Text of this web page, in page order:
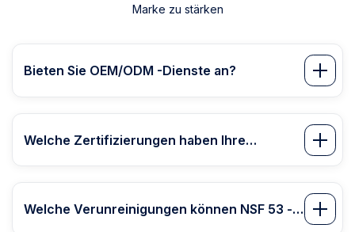
Marke zu stärken
Bieten Sie OEM/ODM -Dienste an?
Welche Zertifizierungen haben Ihre
Wasserfilter?
Welche Verunreinigungen können NSF 53 -